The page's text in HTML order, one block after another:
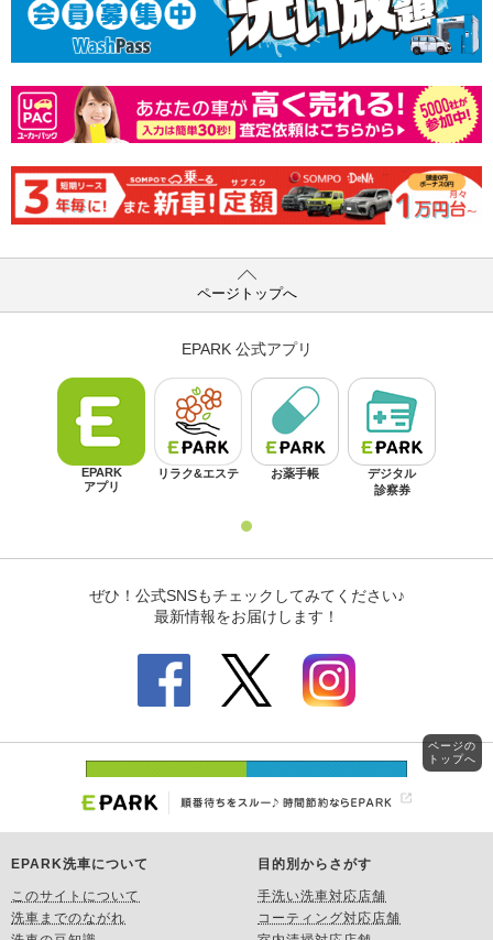
ページトップへ
EPARK洗車について
このサイトについて
洗車までのながれ
目的別からさがす
手洗い洗車対応店舗
コーティング対応店舗
ページの
トップへ